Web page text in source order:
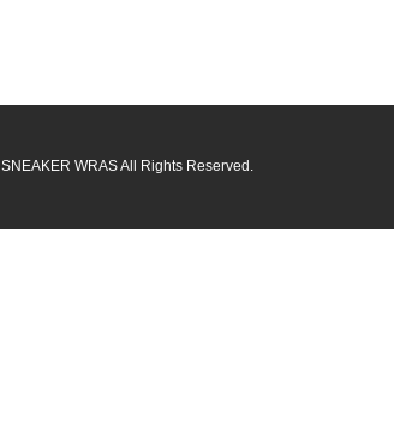
SNEAKER WRASAll Rights Reserved.